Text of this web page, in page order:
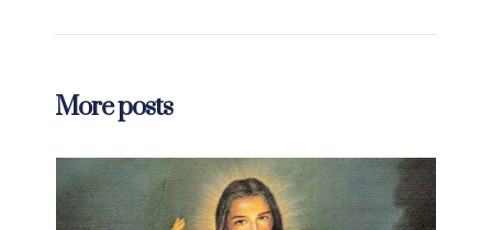
More posts